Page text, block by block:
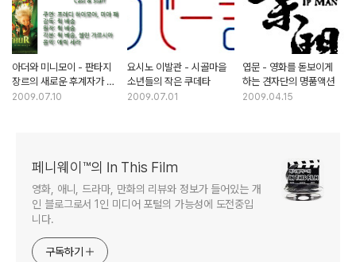
아더와 미니모이 - 판타지
장르의 새로운 후계자가 될
것인가?
2009.07.10
요시노 이발관 - 시골마을
소년들의 작은 쿠데타
2009.07.01
엽문 - 영화를 돋보이게
하는 견자단의 명품액션
2009.04.15
페니웨이™의 In This Film
영화, 애니, 드라마, 만화의 리뷰와 정보가 들어있는 개
인 블로그로서 1인 미디어 포털의 가능성에 도전중입
니다.
구독하기